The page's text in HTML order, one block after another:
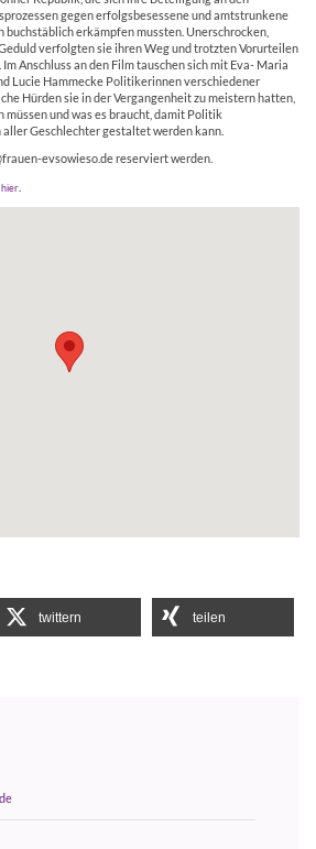
gegen erfolgsbesessene und amtstrunkene
erkämpfen mussten. Unerschrocken,
verfolgten sie ihren Weg und trotzten Vorurteilen
Anschluss an den Film tauschen sich mit Eva- Maria
Lucie Hammecke Politikerinnen verschiedener
Hürden sie in der Vergangenheit zu meistern hatten,
müssen und was es braucht, damit Politik
Geschlechter gestaltet werden kann.
evsowieso.de reserviert werden.
hier
twittern teilen